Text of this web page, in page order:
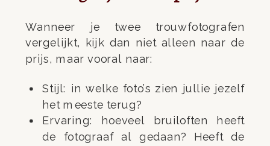
Wanneer je twee trouwfotografen
vergelijkt, kijk dan niet alleen naar de
prijs, maar vooral naar:
Stijl: in welke foto’s zien jullie jezelf
het meeste terug?
Ervaring: hoeveel bruiloften heeft
de fotograaf al gedaan? Heeft de